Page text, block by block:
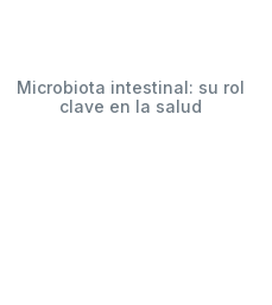
Microbiota intestinal: su rol
clave en la salud